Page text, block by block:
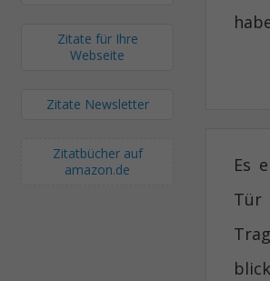
Zitate für Ihre
Webseite
Zitate Newsletter
Zitatbücher auf
amazon.de
Es
Tür